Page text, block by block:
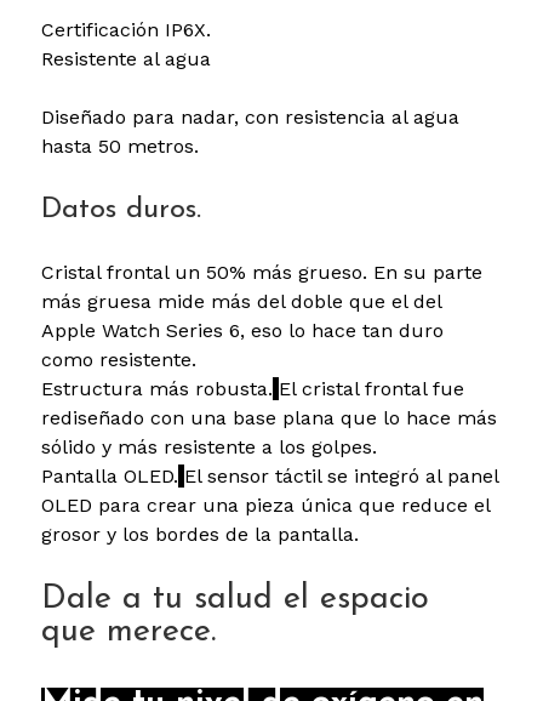
Certificación IP6X.
Resistente al agua
Diseñado para nadar, con resistencia al agua
hasta 50 metros.
Datos duros.
Cristal frontal un 50% más grueso. En su parte
más gruesa mide más del doble que el del
Apple Watch Series 6, eso lo hace tan duro
como resistente.
Estructura más robusta. El cristal frontal fue
rediseñado con una base plana que lo hace más
sólido y más resistente a los golpes.
Pantalla OLED. El sensor táctil se integró al panel
OLED para crear una pieza única que reduce el
grosor y los bordes de la pantalla.
Dale a tu salud el espacio
que merece.